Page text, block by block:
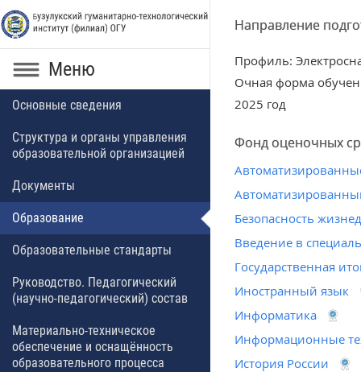
Направление
Профиль:
Очная форма
2025 год
Фонд оценочных
Безопасность
Введение в
Государственная
Иностранный язык
Информатика
Информационные
История России
Меню
Основные сведения
Структура и органы управления
образовательной организацией
Документы
Образование
Образовательные стандарты
Руководство. Педагогический
(научно-педагогический) состав
Материально-техническое
обеспечение и оснащённость
образовательного процесса